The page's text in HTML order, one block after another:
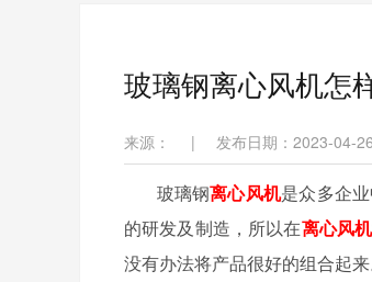
玻璃钢离心风机怎
来源： | 发布日期：2023-04-26
玻璃钢离心风机是众多企
的研发及制造，所以在离心风机
没有办法将产品很好的组合起